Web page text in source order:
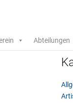
Abteilungen